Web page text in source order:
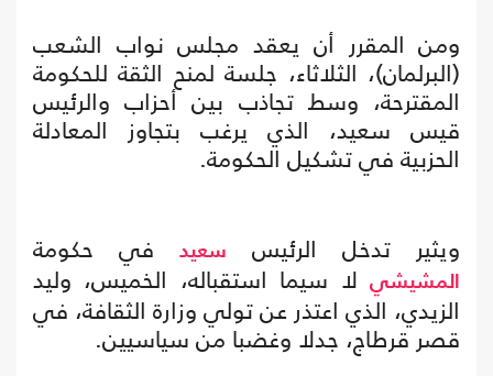
ومن المقرر أن يعقد مجلس نواب الشعب
(البرلمان)، الثلاثاء، جلسة لمنح الثقة للحكومة
المقترحة، وسط تجاذب بين أحزاب والرئيس
قيس سعيد، الذي يرغب بتجاوز المعادلة
الحزبية في تشكيل الحكومة.
ويثير تدخل الرئيس سعيد في حكومة
المشيشي
لا سيما استقباله، الخميس، وليد
الزيدي، الذي اعتذر عن تولي وزارة الثقافة، في
قصر قرطاج، جدلا وغضبا من سياسيين.